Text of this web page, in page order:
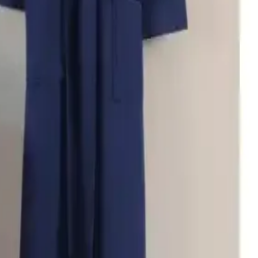
pike bornozlar, yüksek su emiciliği ve
Dama serisi şık tasarımıyla dikkat
ve hızlı kuruyan yapısıyla tercih ediliyor.
de avantajlarını ve dezavantajlarını
Bornoz Karşılaştırması:
Modellerinin Özellikleri ve
ve şal yaka pike bornozları, yüksek
öne çıkıyor. Kullanıcı
ve şık tasarımlarla banyo sonrası